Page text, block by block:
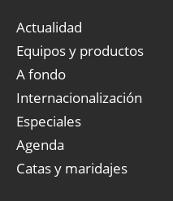
Actualidad
Equipos y productos
A fondo
Internacionalización
Especiales
Agenda
Catas y maridajes